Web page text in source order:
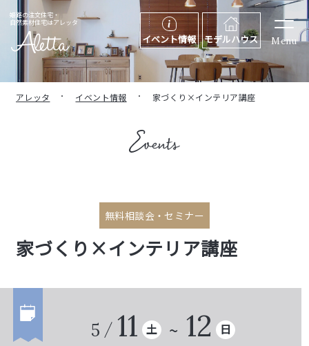
姫路の注文住宅・
自然素材住宅はアレッタ
イベント情報 モデルハウス Menu
アレッタ イベント情報 家づくり×インテリア講座
無料相談会・セミナー
家づくり×インテリア講座
5 11 土 12 日